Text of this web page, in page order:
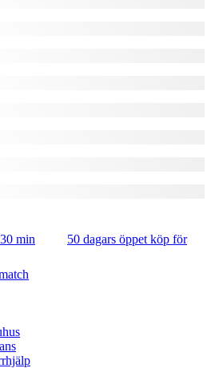
min 50 dagars öppet köp för